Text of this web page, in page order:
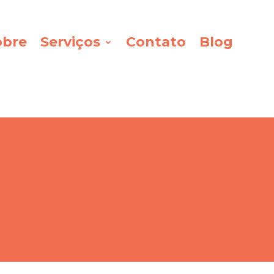
Serviços Contato Blog